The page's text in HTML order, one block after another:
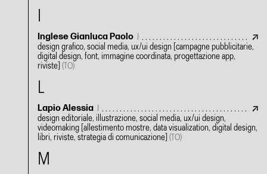
I
Inglese Gianluca Paolo J
design grafico, social media, ux/ui design [campagne pubblicitarie,
digital design, font, immagine coordinata, progettazione app,
riviste] (TO)
L
Lapio Alessia J
design editoriale, illustrazione, social media, ux/ui design,
videomaking [allestimento mostre, data visualization, digital design,
libri, riviste, strategia di comunicazione] (TO)
M